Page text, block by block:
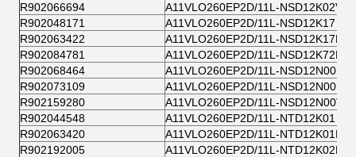
R902066694
A11VLO260EP2D/11L-NSD12K02VH
R902048171
A11VLO260EP2D/11L-NSD12K17
R902063422
A11VLO260EP2D/11L-NSD12K17H-S
R902084781
A11VLO260EP2D/11L-NSD12K72H
R902068464
A11VLO260EP2D/11L-NSD12N00H
R902073109
A11VLO260EP2D/11L-NSD12N00RH
R902159280
A11VLO260EP2D/11L-
R902044548
A11VLO260EP2D/11L-NTD12K01
R902063420
A11VLO260EP2D/11L-NTD12K01H-S
R902192005
A11VLO260EP2D/11L-NTD12K02H